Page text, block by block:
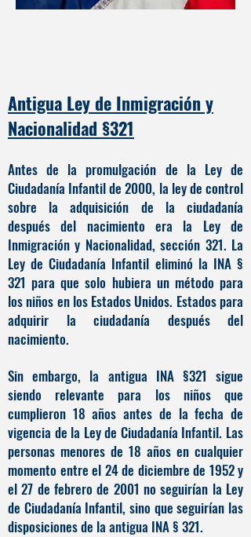
Antigua Ley de Inmigración y
Nacionalidad §321
Antes de la promulgación de la Ley de
Ciudadanía Infantil de 2000, la ley de control
sobre la adquisición de la ciudadanía
después del nacimiento era la Ley de
Inmigración y Nacionalidad, sección 321. La
Ley de Ciudadanía Infantil eliminó la INA §
321 para que solo hubiera un método para
los niños en los Estados Unidos. Estados para
adquirir la ciudadanía después del
nacimiento.
Sin embargo, la antigua INA §321 sigue
siendo relevante para los niños que
cumplieron 18 años antes de la fecha de
vigencia de la Ley de Ciudadanía Infantil. Las
personas menores de 18 años en cualquier
momento entre el 24 de diciembre de 1952 y
el 27 de febrero de 2001 no seguirían la Ley
de Ciudadanía Infantil, sino que seguirían las
disposiciones de la antigua INA § 321.